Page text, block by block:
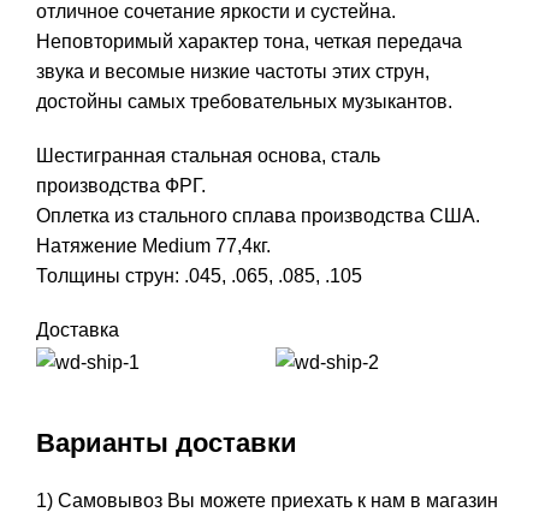
отличное сочетание яркости и сустейна.
Неповторимый характер тона, четкая передача
звука и весомые низкие частоты этих струн,
достойны самых требовательных музыкантов.
Шестигранная стальная основа, сталь
производства ФРГ.
Оплетка из стального сплава производства США.
Натяжение Medium 77,4кг.
Толщины струн: .045, .065, .085, .105
Доставка
Варианты доставки
1) Самовывоз Вы можете приехать к нам в магазин